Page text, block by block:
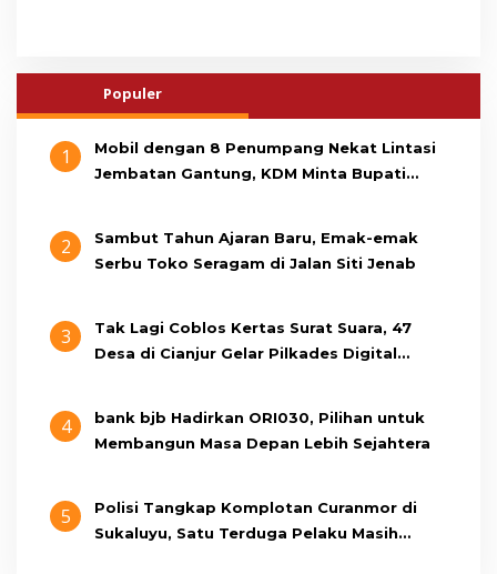
Populer
1
Mobil dengan 8 Penumpang Nekat Lintasi
Jembatan Gantung, KDM Minta Bupati
2
Sambut Tahun Ajaran Baru, Emak-emak
Serbu Toko Seragam di Jalan Siti Jenab
3
Tak Lagi Coblos Kertas Surat Suara, 47
Desa di Cianjur Gelar Pilkades Digital
4
bank bjb Hadirkan ORI030, Pilihan untuk
Membangun Masa Depan Lebih Sejahtera
5
Polisi Tangkap Komplotan Curanmor di
Sukaluyu, Satu Terduga Pelaku Masih